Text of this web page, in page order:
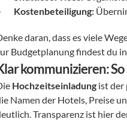
Kostenbeteiligung:
daran, dass es viele
Budgetplanung findest du
kommunizieren:
Hochzeitseinladung ist der
Namen der Hotels, Preise
Transparenz ist hier